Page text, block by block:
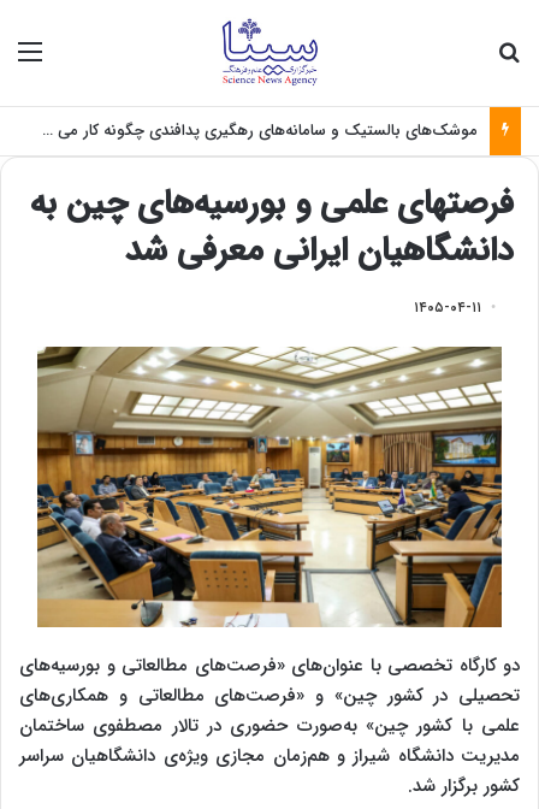
موشک‌های بالستیک و سامانه‌های رهگیری پدافندی چگونه کار می کنند؟
فرصتهای علمی و بورسیه‌های چین به
دانشگاهیان ایرانی معرفی شد
۱۴۰۵-۰۴-۱۱
دو کارگاه تخصصی با عنوان‌های «فرصت‌های مطالعاتی و بورسیه‌های
تحصیلی در کشور چین» و «فرصت‌های مطالعاتی و همکاری‌های
علمی با کشور چین» به‌صورت حضوری در تالار مصطفوی ساختمان
مدیریت دانشگاه شیراز و هم‌زمان مجازی ویژه‌ی دانشگاهیان سراسر
کشور برگزار شد.